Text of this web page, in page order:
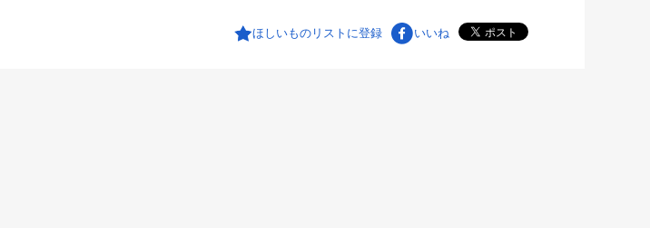
ほしいものリストに登録 いいね